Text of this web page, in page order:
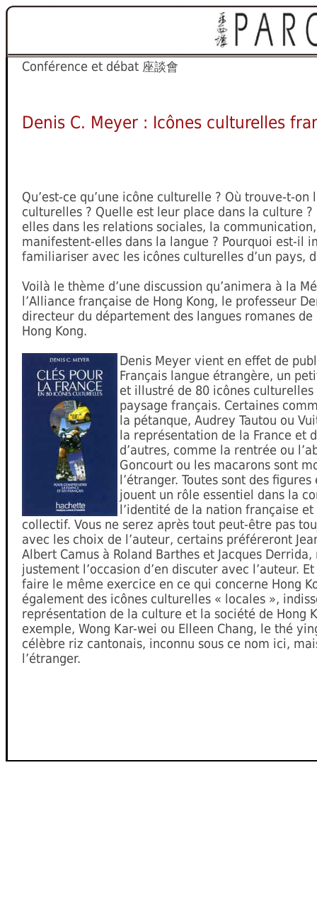
Conférence et débat 座談會
Denis C. Meyer : Icônes culturelles
Qu’est-ce qu’une icône culturelle ? Où trouve-t-on
culturelles ? Quelle est leur place dans la culture
elles dans les relations sociales, la
manifestent-elles dans la langue ? Pourquoi est-il
familiariser avec les icônes culturelles d’un pays,
Voilà le thème d’une discussion qu’animera à la
l’Alliance française de Hong Kong, le professeur
directeur du département des langues romanes de
Hong Kong.
Denis Meyer vient en effet de
Français langue étrangère, un
et illustré de 80 icônes
paysage français. Certaines
la pétanque, Audrey Tautou ou
la représentation de la France et
d’autres, comme la rentrée ou
Goncourt ou les macarons sont
l’étranger. Toutes sont des
jouent un rôle essentiel dans la
l’identité de la nation française
collectif. Vous ne serez après tout peut-être pas
avec les choix de l’auteur, certains préféreront
Albert Camus à Roland Barthes et Jacques Derrida,
justement l’occasion d’en discuter avec l’auteur.
faire le même exercice en ce qui concerne Hong
également des icônes culturelles « locales »,
représentation de la culture et la société de Hong
exemple, Wong Kar-wei ou Elleen Chang, le thé
célèbre riz cantonais, inconnu sous ce nom ici,
l’étranger.